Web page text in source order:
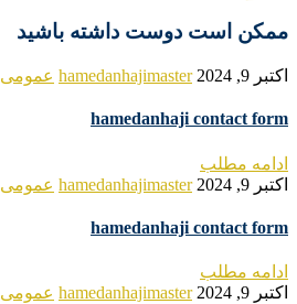
ممکن است دوست داشته باشید
اکتبر 9, 2024 hamedanhajimaster عمومی
hamedanhaji contact form
ادامه مطلب
اکتبر 9, 2024
hamedanhajimaster عمومی
hamedanhaji contact form
ادامه مطلب
اکتبر 9, 2024
hamedanhajimaster عمومی